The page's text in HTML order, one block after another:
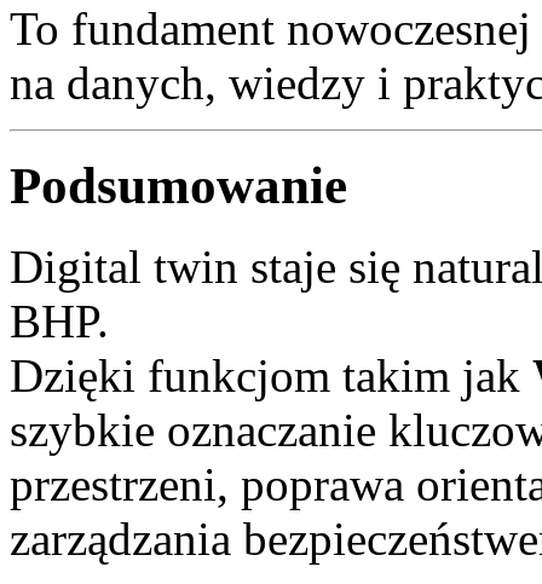
To fundament
na danych, wiedzy i
Podsumowanie
Digital twin staje się
BHP.
Dzięki funkcjom takim jak
szybkie oznaczanie
przestrzeni, poprawa
zarządzania